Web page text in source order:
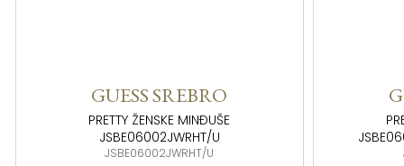
GUESS SREBRO
PRETTY ŽENSKE MINĐUŠE
JSBE06002JWRHT/U
JSBE06002JWRHT/U